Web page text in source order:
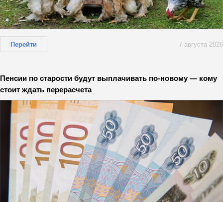
Перейти 7 августа 2026
Пенсии по старости будут выплачивать по-новому — кому
стоит ждать перерасчета